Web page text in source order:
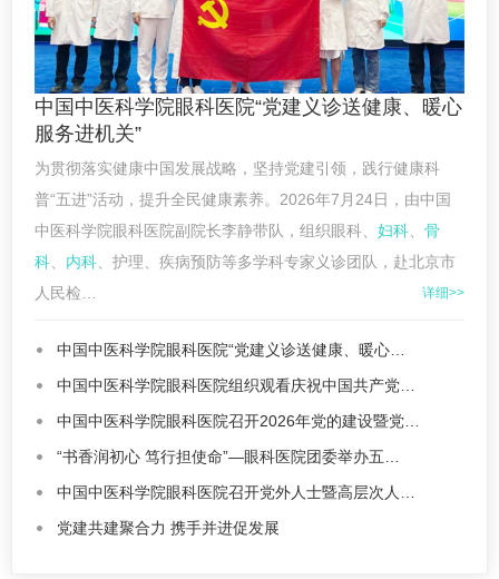
中国中医科学院眼科医院“党建义诊送健康、暖心
服务进机关”
为贯彻落实健康中国发展战略，坚持党建引领，践行健康科
普“五进”活动，提升全民健康素养。2026年7月24日，由中国
中医科学院眼科医院副院长李静带队，组织眼科、 妇科
骨
科
内科 、护理、疾病预防等多学科专家义诊团队，赴北京市
人民检…
详细>>
中国中医科学院眼科医院“党建义诊送健康、暖心…
中国中医科学院眼科医院组织观看庆祝中国共产党…
中国中医科学院眼科医院召开2026年党的建设暨党…
“书香润初心 笃行担使命”—眼科医院团委举办五…
中国中医科学院眼科医院召开党外人士暨高层次人…
党建共建聚合力 携手并进促发展